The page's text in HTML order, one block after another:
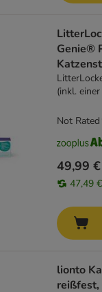
Genie®
(inkl.
49,99 €
47,49 €
Not Rated
lionto
reißfest,